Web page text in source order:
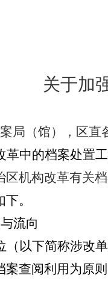
关于加
局（馆），区直
革中的档案处置
区机构改革有关
。
流向
（以下简称涉改
查阅利用为原